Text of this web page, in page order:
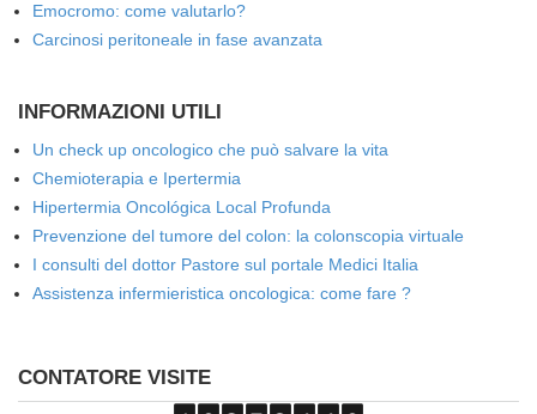
Emocromo: come valutarlo?
Carcinosi peritoneale in fase avanzata
INFORMAZIONI UTILI
Un check up oncologico che può salvare la vita
Chemioterapia e Ipertermia
Hipertermia Oncológica Local Profunda
Prevenzione del tumore del colon: la colonscopia virtuale
I consulti del dottor Pastore sul portale Medici Italia
Assistenza infermieristica oncologica: come fare ?
CONTATORE VISITE